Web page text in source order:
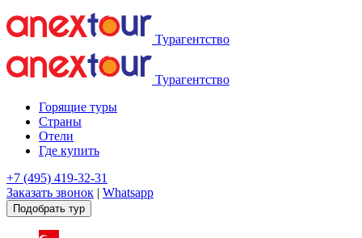
Турагентство
Турагентство
Горящие туры
Страны
Отели
Где купить
+7 (495) 419-32-31
Заказать звонок | Whatsapp
Подобрать тур